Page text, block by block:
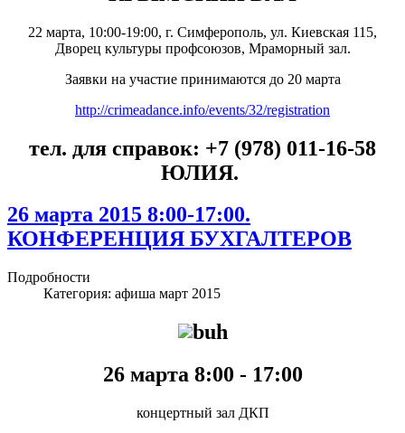
22 марта, 10:00-19:00, г. Симферополь, ул. Киевская 115,
Дворец культуры профсоюзов, Мраморный зал.
Заявки на участие принимаются до 20 марта
http://crimeadance.info/events/32/registration
тел. для справок: +7 (978) 011-16-58
ЮЛИЯ.
26 марта 2015 8:00-17:00.
КОНФЕРЕНЦИЯ БУХГАЛТЕРОВ
Подробности
Категория: афиша март 2015
26 марта 8:00 - 17:00
концертный зал ДКП